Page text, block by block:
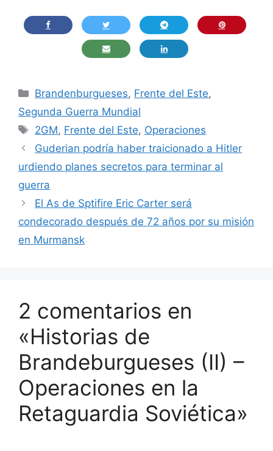
Categorías
Brandenburgueses, Frente del Este,
Segunda Guerra Mundial
Etiquetas
2GM, Frente del Este, Operaciones
Guderian podría haber traicionado a Hitler
urdiendo planes secretos para terminar al
guerra
El As de Sptifire Eric Carter será
condecorado después de 72 años por su misión
en Murmansk
2 comentarios en
«Historias de
Brandeburgueses (II) –
Operaciones en la
Retaguardia Soviética»